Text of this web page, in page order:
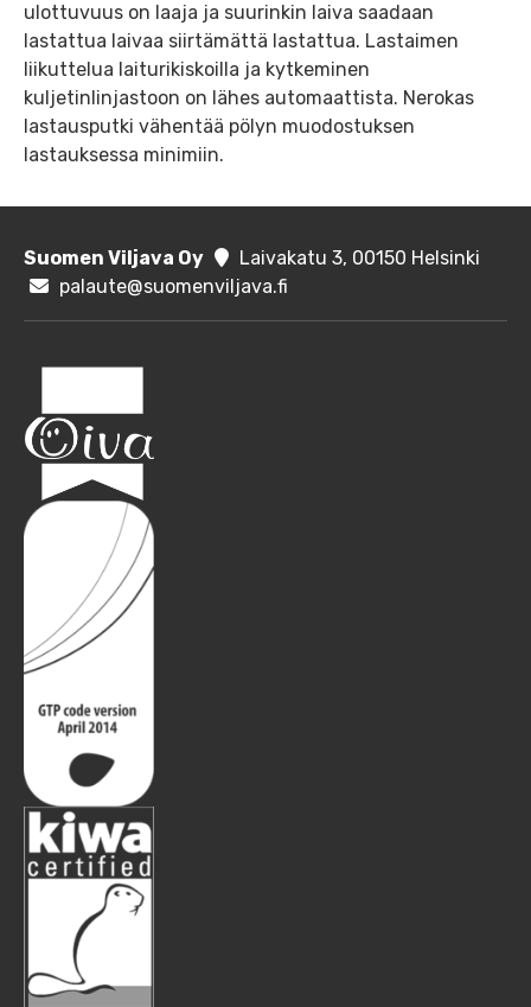
ulottuvuus on laaja ja suurinkin laiva saadaan
lastattua laivaa siirtämättä lastattua. Lastaimen
liikuttelua laiturikiskoilla ja kytkeminen
kuljetinlinjastoon on lähes automaattista. Nerokas
lastausputki vähentää pölyn muodostuksen
lastauksessa minimiin.
Suomen Viljava Oy
Laivakatu 3, 00150 Helsinki
palaute@suomenviljava.fi